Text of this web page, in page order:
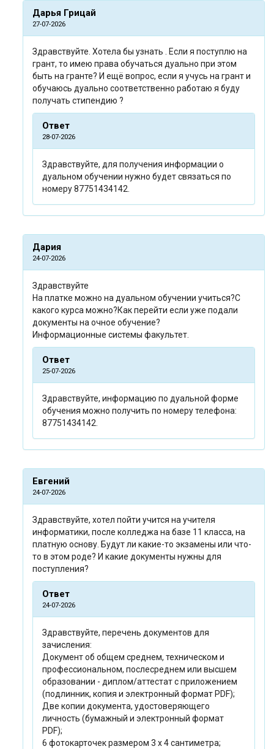
Дарья Грицай
27-07-2026
Здравствуйте. Хотела бы узнать . Если я поступлю на
грант, то имею права обучаться дуально при этом
быть на гранте? И ещё вопрос, если я учусь на грант и
обучаюсь дуально соответственно работаю я буду
получать стипендию ?
Ответ
28-07-2026
Здравствуйте, для получения информации о
дуальном обучении нужно будет связаться по
номеру 87751434142.
Дария
24-07-2026
Здравствуйте
На платке можно на дуальном обучении учиться?С
какого курса можно?Как перейти если уже подали
документы на очное обучение?
Информационные системы факультет.
Ответ
25-07-2026
Здравствуйте, информацию по дуальной форме
обучения можно получить по номеру телефона:
87751434142.
Евгений
24-07-2026
Здравствуйте, хотел пойти учится на учителя
информатики, после колледжа на базе 11 класса, на
платную основу. Будут ли какие-то экзамены или что-
то в этом роде? И какие документы нужны для
поступления?
Ответ
24-07-2026
Здравствуйте, перечень документов для
зачисления:
Документ об общем среднем, техническом и
профессиональном, послесреднем или высшем
образовании - диплом/аттестат с приложением
(подлинник, копия и электронный формат PDF);
Две копии документа, удостоверяющего
личность (бумажный и электронный формат
PDF);
6 фотокарточек размером 3 x 4 сантиметра;